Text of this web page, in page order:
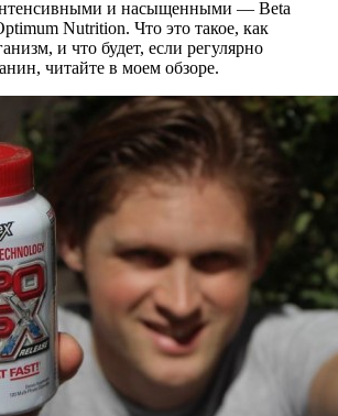
и насыщенными — Beta
Nutrition. Что это такое, как
и что будет, если регулярно
читайте в моем обзоре.